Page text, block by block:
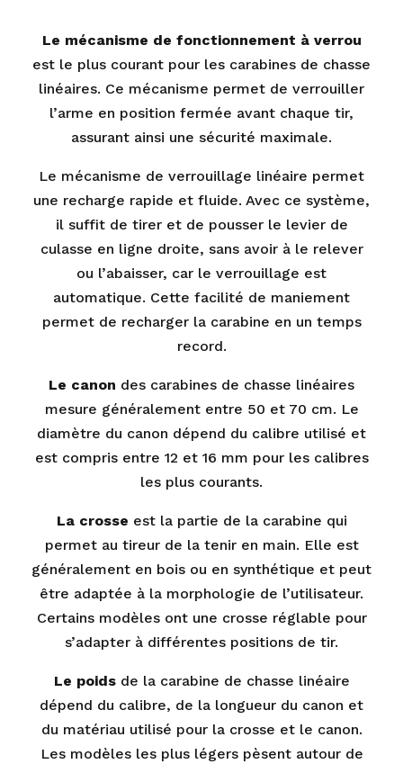
Le mécanisme de fonctionnement à verrou
est le plus courant pour les carabines de chasse
linéaires. Ce mécanisme permet de verrouiller
l’arme en position fermée avant chaque tir,
assurant ainsi une sécurité maximale.
Le mécanisme de verrouillage linéaire permet
une recharge rapide et fluide. Avec ce système,
il suffit de tirer et de pousser le levier de
culasse en ligne droite, sans avoir à le relever
ou l’abaisser, car le verrouillage est
automatique. Cette facilité de maniement
permet de recharger la carabine en un temps
record.
Le canon des carabines de chasse linéaires
mesure généralement entre 50 et 70 cm. Le
diamètre du canon dépend du calibre utilisé et
est compris entre 12 et 16 mm pour les calibres
les plus courants.
La crosse est la partie de la carabine qui
permet au tireur de la tenir en main. Elle est
généralement en bois ou en synthétique et peut
être adaptée à la morphologie de l’utilisateur.
Certains modèles ont une crosse réglable pour
s’adapter à différentes positions de tir.
Le poidsde la carabine de chasse linéaire
dépend du calibre, de la longueur du canon et
du matériau utilisé pour la crosse et le canon.
Les modèles les plus légers pèsent autour de